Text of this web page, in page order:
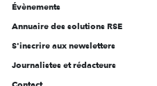
Évènements
Annuaire des solutions RSE
S'inscrire aux newsletters
Journalistes et rédacteurs